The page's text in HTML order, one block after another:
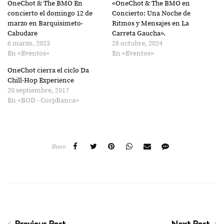
una
ventana
nueva)
una
ventana
nueva)
OneChot & The BMO En
concierto el domingo 12 de
marzo en Barquisimeto-
Cabudare
6 marzo, 2023
En «Eventos»
«OneChot & The BMO en
Concierto: Una Noche de
Ritmos y Mensajes en La
Carreta Gaucha».
28 octubre, 2024
En «Eventos»
OneChot cierra el ciclo Da
Chill-Hop Experience
20 septiembre, 2017
En «BOD - CorpBanca»
Share